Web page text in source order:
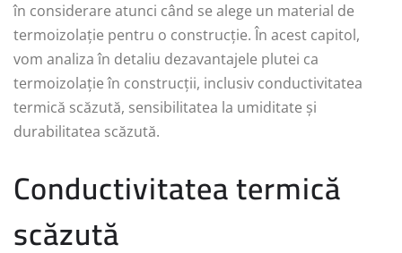
în considerare atunci când se alege un material de
termoizolație pentru o construcție. În acest capitol,
vom analiza în detaliu dezavantajele plutei ca
termoizolație în construcții, inclusiv conductivitatea
termică scăzută, sensibilitatea la umiditate și
durabilitatea scăzută.
Conductivitatea termică
scăzută